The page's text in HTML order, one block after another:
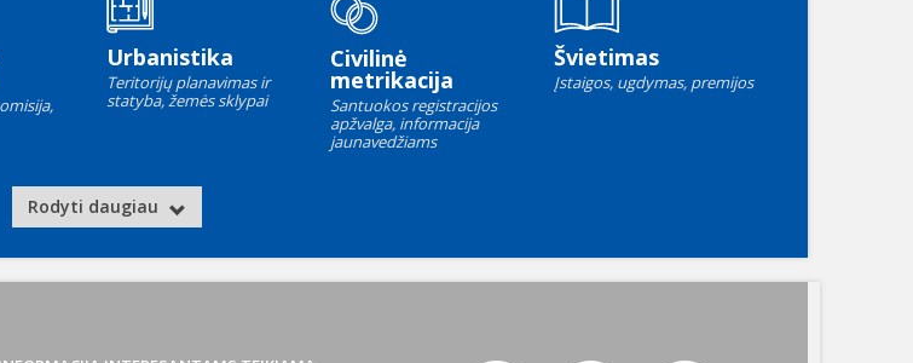
Urbanistika
Teritorijų planavimas ir
statyba, žemės sklypai
Civilinė
metrikacija
Santuokos registracijos
apžvalga, informacija
jaunavedžiams
Švietimas
Įstaigos, ugdymas, premijos
Rodyti daugiau